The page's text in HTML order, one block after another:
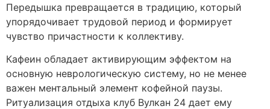
Передышка превращается в традицию, который
упорядочивает трудовой период и формирует
чувство причастности к коллективу.
Кафеин обладает активирующим эффектом на
основную неврологическую систему, но не менее
важен ментальный элемент кофейной паузы.
Ритуализация отдыха клуб Вулкан 24 дает ему